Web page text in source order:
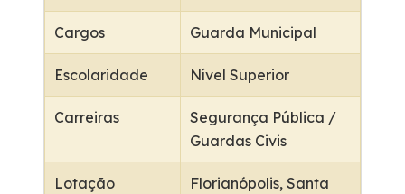
Cargos Guarda Municipal
Escolaridade Nível Superior
Carreiras
Segurança Pública /
Guardas Civis
Lotação
Florianópolis, Santa